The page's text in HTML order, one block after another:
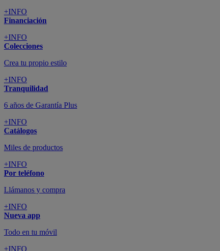
+INFO
Financiación
+INFO
Colecciones
Crea tu propio estilo
+INFO
Tranquilidad
6 años de Garantía Plus
+INFO
Catálogos
Miles de productos
+INFO
Por teléfono
Llámanos y compra
+INFO
Nueva app
Todo en tu móvil
+INFO